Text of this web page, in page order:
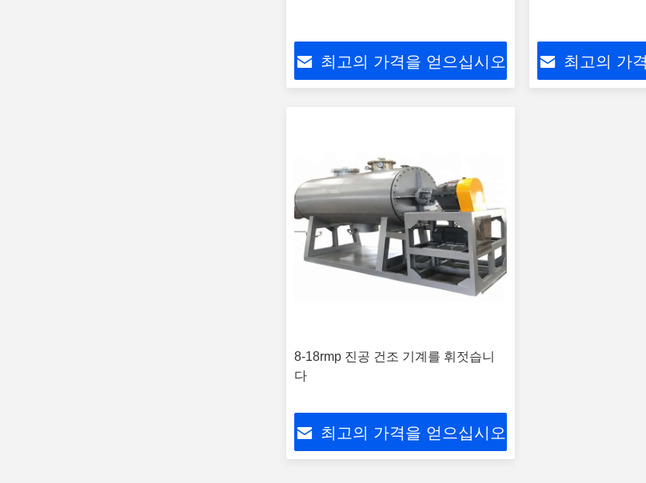
최고의 가격을 얻으십시오 최고의 가
8-18rmp 진공 건조 기계를 휘젓습니
다
최고의 가격을 얻으십시오